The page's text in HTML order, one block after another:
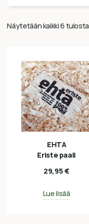
Näytetään kaikki 6 tulosta
EHTA
Eriste paali
29,95€
Lue lisää